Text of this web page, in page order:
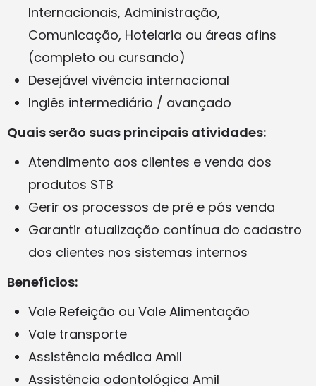
Internacionais, Administração,
Comunicação, Hotelaria ou áreas afins
(completo ou cursando)
Desejável vivência internacional
Inglês intermediário / avançado
Quais serão suas principais atividades:
Atendimento aos clientes e venda dos
produtos STB
Gerir os processos de pré e pós venda
Garantir atualização contínua do cadastro
dos clientes nos sistemas internos
Benefícios:
Vale Refeição ou Vale Alimentação
Vale transporte
Assistência médica Amil
Assistência odontológica Amil